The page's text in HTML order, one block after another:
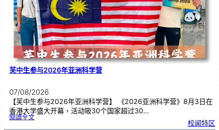
芙中生参与2026年亚洲科学营
07/08/2026
【芙中生参与2026年亚洲科学营】 《2026亚洲科学营》8月3日在
香港大学盛大开幕，活动吸30个国家超过30…
閱讀全文:芙 校闻特区